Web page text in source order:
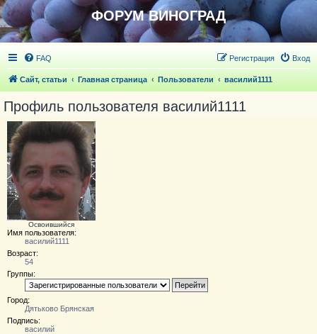
ФОРУМ ВИНОГРАД
FAQ Вход
Регистрация
Сайт, статьи Главная страница Пользователи василий1111
Профиль пользователя василий1111
Освоившийся
Имя пользователя:
василий1111
Возраст:
54
Группы:
Город:
Дятьково Брянская
Подпись:
василий